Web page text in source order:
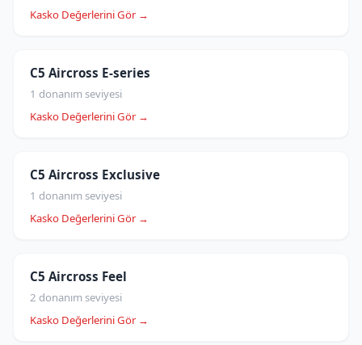
Kasko Değerlerini Gör →
C5 Aircross E-series
1 donanım seviyesi
Kasko Değerlerini Gör →
C5 Aircross Exclusive
1 donanım seviyesi
Kasko Değerlerini Gör →
C5 Aircross Feel
2 donanım seviyesi
Kasko Değerlerini Gör →